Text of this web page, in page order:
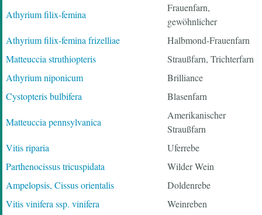
Athyrium filix-femina
Frauenfarn,
gewöhnlicher
Athyrium filix-femina frizelliae
Halbmond-Frauenfarn
Matteuccia struthiopteris
Straußfarn, Trichterfarn
Athyrium niponicum
Brilliance
Cystopteris bulbifera
Blasenfarn
Matteuccia pennsylvanica
Amerikanischer
Straußfarn
Vitis riparia
Uferrebe
Parthenocissus tricuspidata
Wilder Wein
Ampelopsis, Cissus orientalis
Doldenrebe
Vitis vinifera ssp. vinifera
Weinreben